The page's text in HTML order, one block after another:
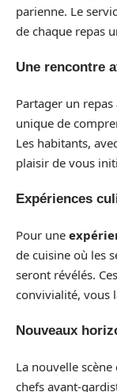
parienne. Le
de chaque repas
Une rencontre
Partager un repas
unique de
Les habitants,
plaisir de vous
Expériences
Pour une
de cuisine où les
seront révélés.
convivialité, vous
Nouveaux
La nouvelle
chefs avant-